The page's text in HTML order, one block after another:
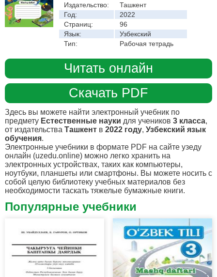
Издательство:
Ташкент
Год:
2022
Страниц:
96
Язык:
Узбекский
Тип:
Рабочая тетрадь
Читать онлайн
Скачать PDF
Здесь вы можете найти электронный учебник по
предмету Естественные науки для учеников 3 класса,
от издательства Ташкент в 2022 году, Узбекский язык
обучения.
Электронные учебники в формате PDF на сайте узеду
онлайн (uzedu.online) можно легко хранить на
электронных устройствах, таких как компьютеры,
ноутбуки, планшеты или смартфоны. Вы можете носить с
собой целую библиотеку учебных материалов без
необходимости таскать тяжелые бумажные книги.
Популярные учебники